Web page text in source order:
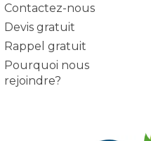
Contactez-nous
Devis gratuit
Rappel gratuit
Pourquoi nous
rejoindre?